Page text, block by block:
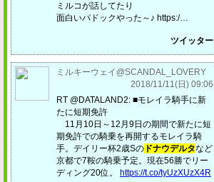
ミルコが話してたり
面白いパドックやった～♪ https:/…
ツイッター
ミルキーウェイ@SCANDAL_LOVERY
2018/11/11(日) 09:06
RT @DATALAND2: ■モレイラ騎手に新
たに短期免許
11月10日～12月9日の期間で新たに短
期免許での騎乗を再開するモレイラ騎
手。デイリー杯2歳Sの ドナウデルタなど
京都で7鞍の騎乗予定。現在56勝でリー
ディング20位。 https://t.co/tyUzXUzX4R